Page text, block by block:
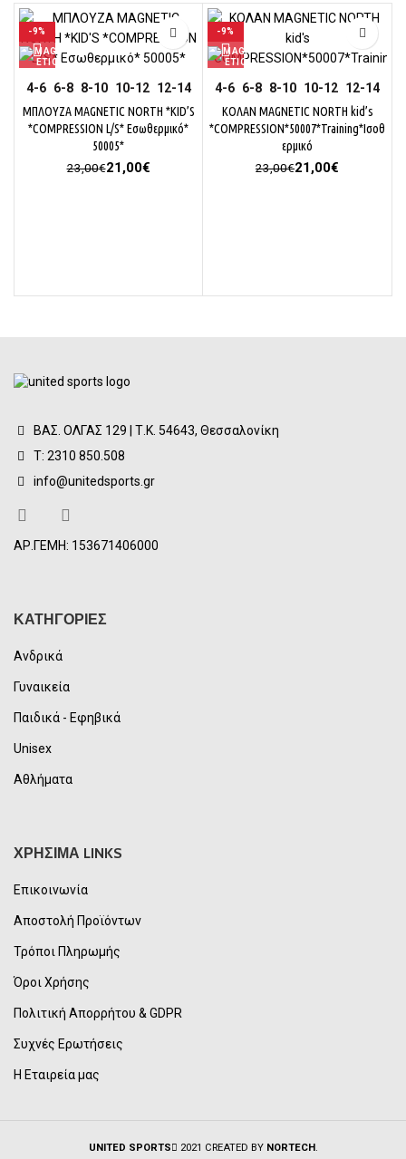
-9%
4-6 6-8 8-10 10-12 12-14
ΜΠΛΟΥΖΑ MAGNETIC NORTH *KID’S
*COMPRESSION L/S* Eσωθερμικό*
50005*
23,00€Original
21,00€Η
-9%
4-6 6-8 8-10 10-12 12-14
ΚΟΛΑΝ MAGNETIC NORTH kid’s
*COMPRESSION*50007*Training*Ισοθ
ερμικό
23,00€Original
21,00€
ΒΑΣ. ΟΛΓΑΣ 129 | Τ.Κ. 54643, Θεσσαλονίκη
Τ: 2310 850.508
info@unitedsports.gr
ΑΡ.ΓΕΜΗ: 153671406000
ΚΑΤΗΓΟΡΙΕΣ
Ανδρικά
Γυναικεία
Παιδικά - Εφηβικά
Unisex
Αθλήματα
ΧΡΗΣΙΜΑ LINKS
Επικοινωνία
Αποστολή Προϊόντων
Τρόποι Πληρωμής
Όροι Χρήσης
Πολιτική Απορρήτου & GDPR
Συχνές Ερωτήσεις
Η Εταιρεία μας
UNITED SPORTS 2021 CREATED BY NORTECH .